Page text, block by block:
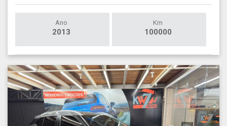
Ano
2013
Km
100000